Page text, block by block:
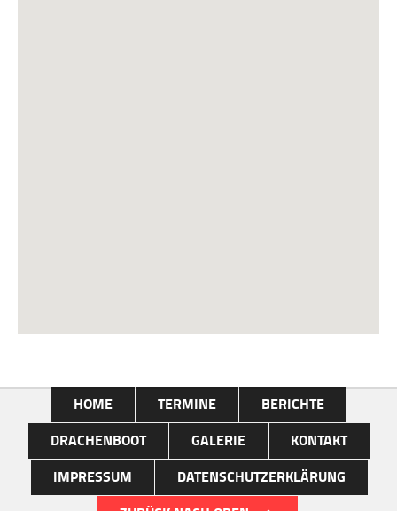
HOME TERMINE
BERICHTE
DRACHENBOOT
GALERIE
KONTAKT
IMPRESSUM
DATENSCHUTZERKLÄRUNG